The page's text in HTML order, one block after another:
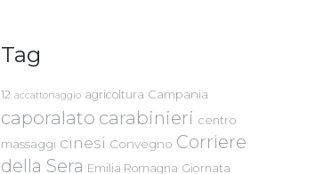
Tag
12 accattonaggio agricoltura Campania
caporalato carabinieri centro
massaggi cinesi Convegno Corriere
della Sera Emilia Romagna Giornata